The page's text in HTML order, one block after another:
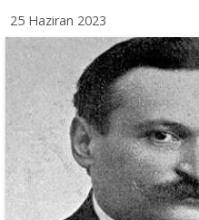
25 Haziran 2023